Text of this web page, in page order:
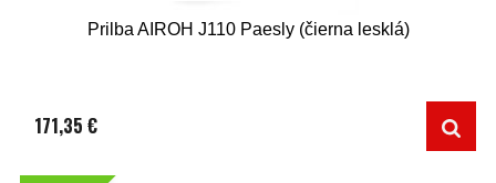
Prilba AIROH J110 Paesly (čierna lesklá)
171,35 €